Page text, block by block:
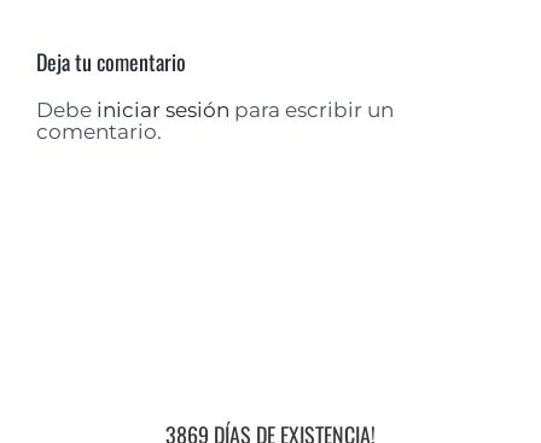
Deja tu comentario
Debe iniciar sesión para escribir un
comentario.
3869 DÍAS DE EXISTENCIA!